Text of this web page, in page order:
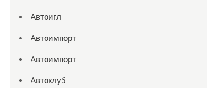
Автоигл
Автоимпорт
Автоимпорт
Автоклуб